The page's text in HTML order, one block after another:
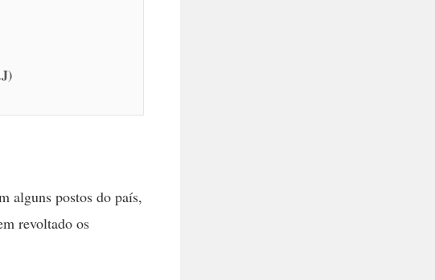
alguns postos do país,
revoltado os